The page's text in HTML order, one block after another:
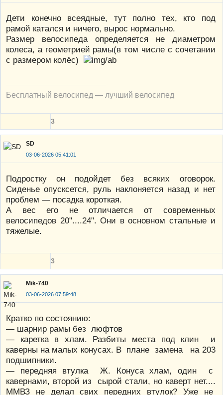
Дети конечно всеядные, тут полно тех, кто под
рамой катался и ничего, вырос нормально.
Размер велосипеда определяется не диаметром
колеса, а геометрией рамы(в том числе с сочетании
с размером колёс)
Бесплатный велосипед — лучший велосипед
3
SD
03-06-2026 05:41:01
Подростку он подойдет без всяких оговорок.
Сиденье опусксется, руль наклоняется назад и нет
проблем — посадка короткая.
А вес его не отличается от современных
велосипедов 20"....24". Они в основном стальные и
тяжелые.
3
Mik-740
03-06-2026 07:59:48
Кратко по состоянию:
— шарнир рамы без люфтов
— каретка в хлам. Разбиты места под клин и
каверны на малых конусах. В плане замена на 203
подшипники.
— передняя втулка Ж. Конуса хлам, один с
кавернами, второй из сырой стали, но каверт нет....
ММВЗ не делал свих передних втулок? Уже не